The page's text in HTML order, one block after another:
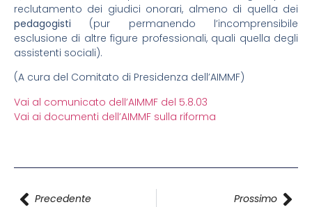
reclutamento dei giudici onorari, almeno di quella dei
pedagogisti (pur permanendo l’incomprensibile
esclusione di altre figure professionali, quali quella degli
assistenti sociali).
(A cura del Comitato di Presidenza dell’AIMMF)
Vai al comunicato dell’AIMMF del 5.8.03
Vai ai documenti dell’AIMMF sulla riforma
Precedente Prossimo